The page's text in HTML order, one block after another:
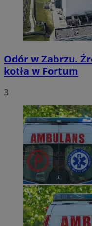
Odór w Zabrzu.
kotła w Fortum
3